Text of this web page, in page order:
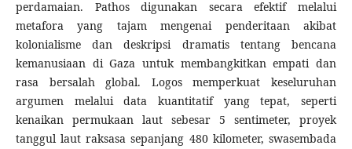
perdamaian. Pathos digunakan secara efektif melalui
metafora yang tajam mengenai penderitaan akibat
kolonialisme dan deskripsi dramatis tentang bencana
kemanusiaan di Gaza untuk membangkitkan empati dan
rasa bersalah global. Logos memperkuat keseluruhan
argumen melalui data kuantitatif yang tepat, seperti
kenaikan permukaan laut sebesar 5 sentimeter, proyek
tanggul laut raksasa sepanjang 480 kilometer, swasembada